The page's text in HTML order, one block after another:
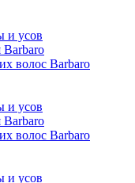
и усов
Barbaro
волос Barbaro
и усов
Barbaro
волос Barbaro
и усов